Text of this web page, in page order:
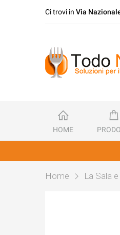
Ci trovi in Via
HOME
Home La Sala